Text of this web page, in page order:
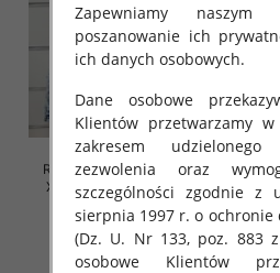
Rybaczki damskie jeansy Roz
XS-XL, 1 Kolor Paczka 10 szt
46.00 zł
szczegóły
Zapewniamy naszym
poszanowanie ich
ich danych osobowych.
Dane osobowe
Klientów przetwarzamy
zakresem
zezwolenia oraz
szczególności zgodnie
sierpnia 1997 r. o ochronie
(Dz. U. Nr 133, poz. 883
osobowe Klientów